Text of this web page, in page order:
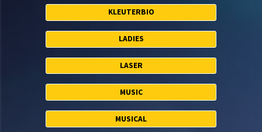
KLEUTERBIO
LADIES
LASER
MUSIC
MUSICAL